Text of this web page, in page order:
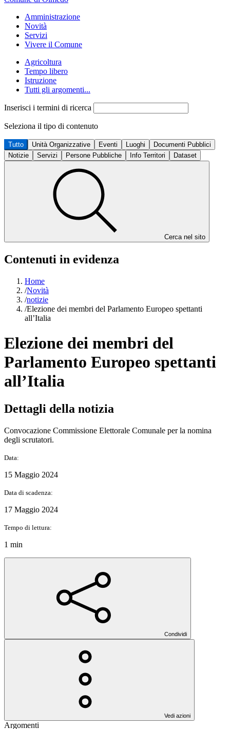
Amministrazione
Novità
Servizi
Vivere il Comune
Agricoltura
Tempo libero
Istruzione
Tutti gli argomenti...
Inserisci i termini di ricerca
Seleziona il tipo di contenuto
Tutto Unità Organizzative Eventi Luoghi
Documenti Pubblici
Notizie
Servizi Persone Pubbliche Info Territori Dataset
Cerca nel sito
Contenuti in evidenza
Home
/Novità
/notizie
/Elezione dei membri del Parlamento Europeo spettanti
all’Italia
Elezione dei membri del
Parlamento Europeo spettanti
all’Italia
Dettagli della notizia
Convocazione Commissione Elettorale Comunale per la nomina
degli scrutatori.
Data:
15 Maggio 2024
Data di scadenza:
17 Maggio 2024
Tempo di lettura:
1 min
Condividi
Vedi azioni
Argomenti